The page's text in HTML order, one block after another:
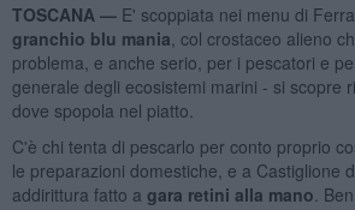
TOSCANA — E' scoppiata nei menu di
granchio blu mania , col crostaceo alieno
problema, e anche serio, per i pescatori e
generale degli ecosistemi marini - si scopre
dove spopola nel piatto.
C'è chi tenta di pescarlo per conto proprio
le preparazioni domestiche, e a Castiglione
addirittura fatto a gara retini alla mano .